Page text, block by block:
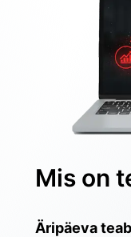
Mis on
Äripäeva